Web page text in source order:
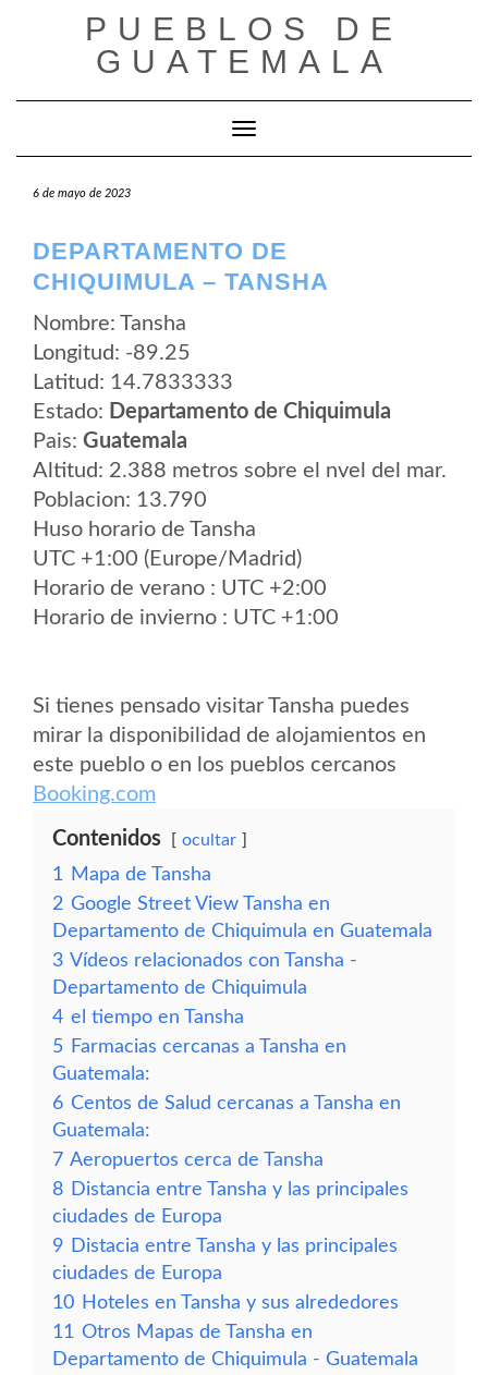
PUEBLOS DE
GUATEMALA
Cambiar modo de navegación
6 de mayo de 2023
DEPARTAMENTO DE
CHIQUIMULA – TANSHA
Nombre: Tansha
Longitud: -89.25
Latitud: 14.7833333
Estado: Departamento de Chiquimula
Pais: Guatemala
Altitud: 2.388 metros sobre el nvel del mar.
Poblacion: 13.790
Huso horario de Tansha
UTC +1:00 (Europe/Madrid)
Horario de verano : UTC +2:00
Horario de invierno : UTC +1:00
Si tienes pensado visitar Tansha puedes
mirar la disponibilidad de alojamientos en
este pueblo o en los pueblos cercanos
Booking.com
Contenidos ocultar
1
Mapa de Tansha
2 Google Street View Tansha en
Departamento de Chiquimula en Guatemala
3 Vídeos relacionados con Tansha -
Departamento de Chiquimula
4 el tiempo en Tansha
5 Farmacias cercanas a Tansha en
Guatemala:
6 Centos de Salud cercanas a Tansha en
Guatemala:
7 Aeropuertos cerca de Tansha
8 Distancia entre Tansha y las principales
ciudades de Europa
9 Distacia entre Tansha y las principales
ciudades de Europa
10 Hoteles en Tansha y sus alrededores
11 Otros Mapas de Tansha en
Departamento de Chiquimula - Guatemala